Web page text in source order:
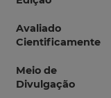
Avaliado
Cientificamente
Meio de
Divulgação